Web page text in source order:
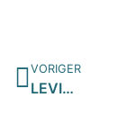
VORIGER
LEVI…